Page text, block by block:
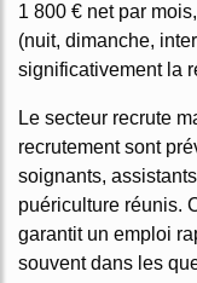
1 800 € net par
(nuit, dimanche,
significativement la
Le secteur recrute
recrutement sont
soignants,
puériculture réunis.
garantit un emploi
souvent dans les